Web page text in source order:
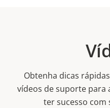
Obtenha dicas
vídeos de suporte para
ter sucesso com